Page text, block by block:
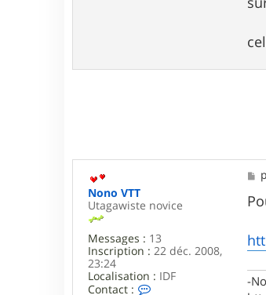
Nono VTT
Utagawiste novice
Messages : 13
Inscription : 22 déc. 2008,
23:24
Localisation : IDF
Contact :
M
e
s
s
g
e
-